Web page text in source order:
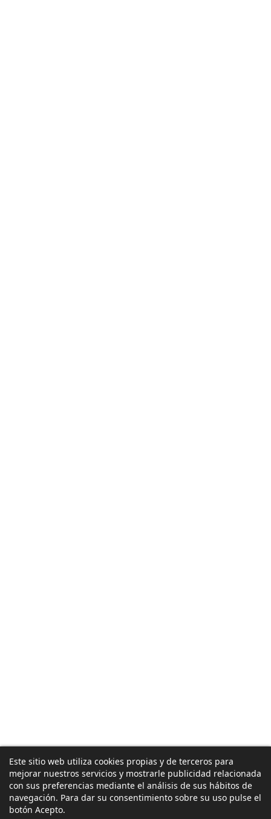
Este sitio web utiliza cookies propias y de terceros para
mejorar nuestros servicios y mostrarle publicidad relacionada
con sus preferencias mediante el análisis de sus hábitos de
navegación. Para dar su consentimiento sobre su uso pulse el
botón Acepto.